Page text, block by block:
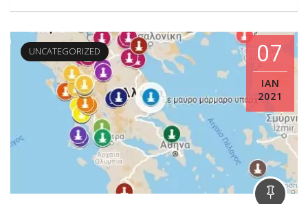
UNCATEGORIZED 07
ΙΑΝ
2021